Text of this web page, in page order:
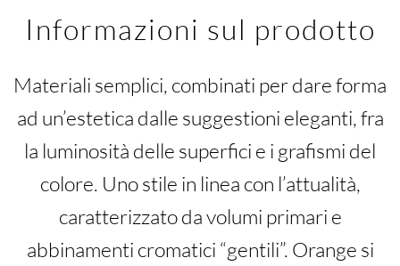
Informazioni sul prodotto
Materiali semplici, combinati per dare forma
ad un’estetica dalle suggestioni eleganti, fra
la luminosità delle superfici e i grafismi del
colore. Uno stile in linea con l’attualità,
caratterizzato da volumi primari e
abbinamenti cromatici “gentili”. Orange si